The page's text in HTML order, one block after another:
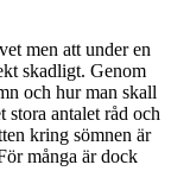
men att under en
skadligt. Genom
och hur man skall
antalet råd och
kring sömnen är
många är dock